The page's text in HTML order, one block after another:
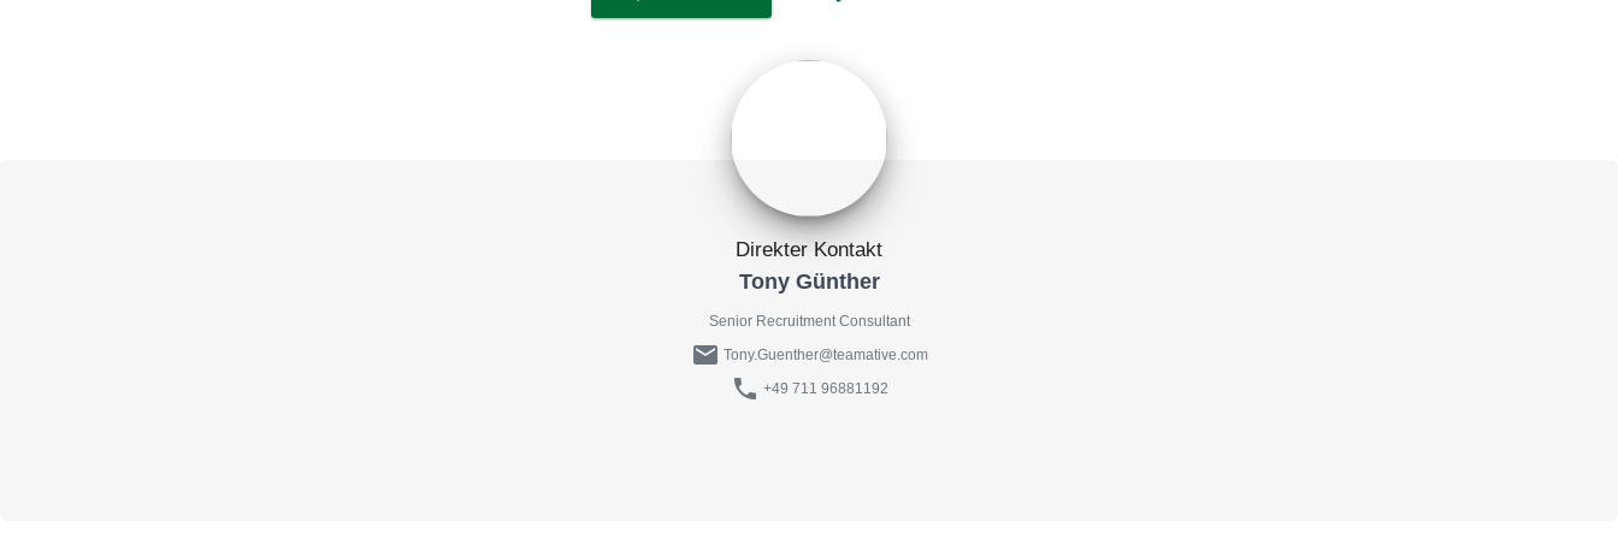
Direkter Kontakt
Tony Günther
Senior Recruitment Consultant
mail Tony.Guenther@teamative.com
phone +49 711 96881192